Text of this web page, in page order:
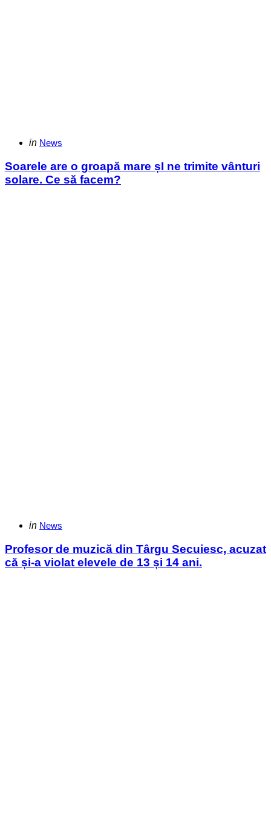
Categories
Posted
in News
Soarele are o groapă mare șI ne trimite vânturi
solare. Ce să facem?
Categories
Posted
in News
Profesor de muzică din Târgu Secuiesc, acuzat
că și-a violat elevele de 13 și 14 ani.